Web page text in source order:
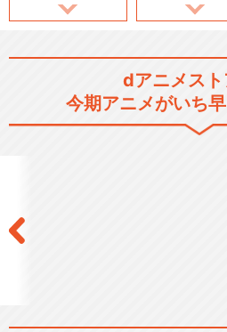
dアニメスト
今期アニメがいち